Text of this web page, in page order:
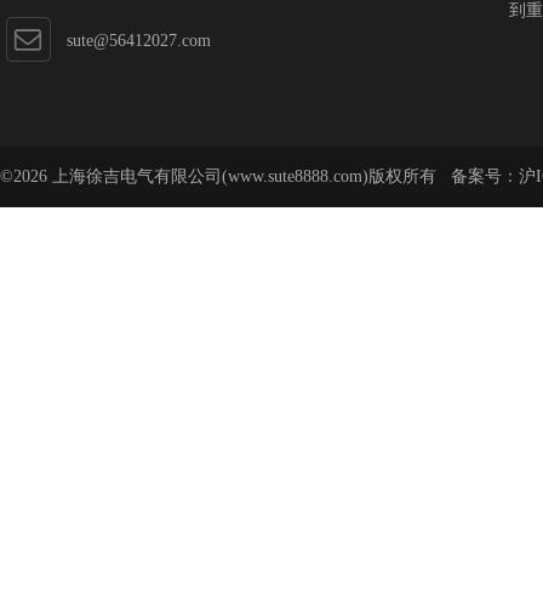
sute@56412027.com
到
©2026 上海徐吉电气有限公司(www.sute8888.com)版权所有 备案号： 沪